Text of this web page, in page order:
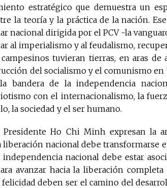
estratégico que demuestra un
la teoría y la práctica de la nación.
nacional dirigida por el PCV -la
al imperialismo y al feudalismo,
tuvieran tierras, en aras de
del socialismo y el comunismo en
bandera de la independencia
con el internacionalismo, la
la sociedad y el ser humano.
Ho Chi Minh expresan la
nacional debe transformarse
nacional debe estar
avanzar hacia la liberación
deben ser el camino del